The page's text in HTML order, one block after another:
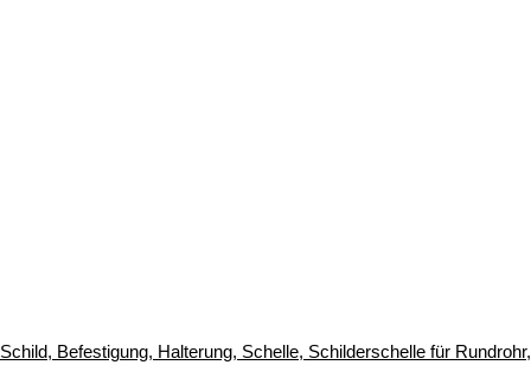
Schild, Befestigung, Halterung, Schelle, Schilderschelle für Rundrohr,